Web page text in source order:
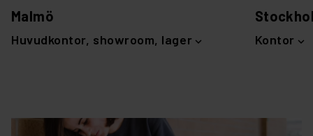
Malmö
Huvudkontor, showroom, lager Kontor